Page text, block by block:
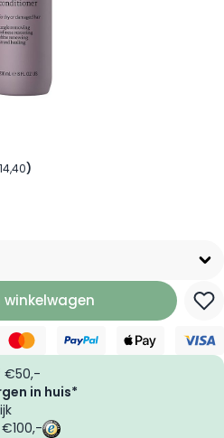
)
winkelwagen
€50,-
in huis*